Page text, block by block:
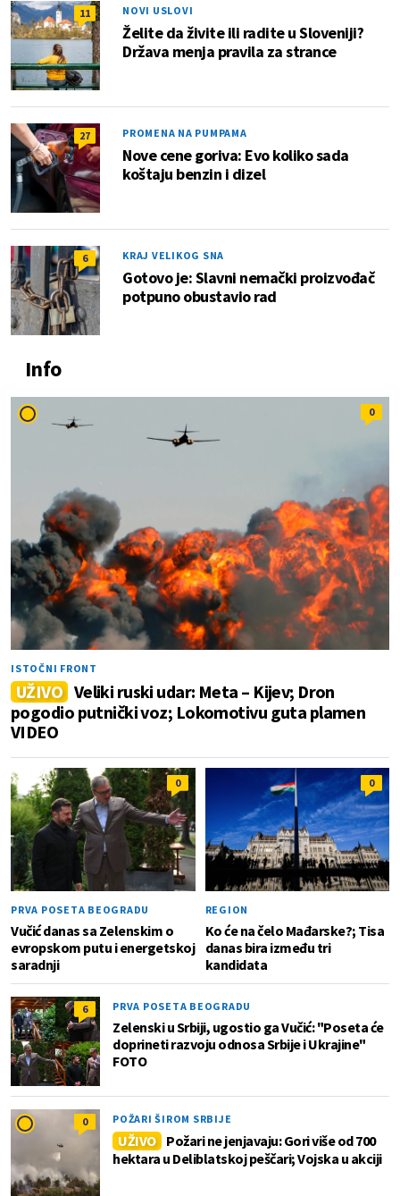
11 NOVI USLOVI
Želite da živite ili radite u Sloveniji?
Država menja pravila za strance
27 PROMENA NA PUMPAMA
Nove cene goriva: Evo koliko sada
koštaju benzin i dizel
6 KRAJ VELIKOG SNA
Gotovo je: Slavni nemački proizvođač
potpuno obustavio rad
Info
0
ISTOČNI FRONT
UŽIVO Veliki ruski udar: Meta – Kijev; Dron
pogodio putnički voz; Lokomotivu guta plamen
VIDEO
0
PRVA POSETA BEOGRADU
Vučić danas sa Zelenskim o
evropskom putu i energetskoj
saradnji
0
REGION
Ko će na čelo Mađarske?; Tisa
danas bira između tri
kandidata
6 PRVA POSETA BEOGRADU
Zelenski u Srbiji, ugostio ga Vučić: "Poseta će
doprineti razvoju odnosa Srbije i Ukrajine"
FOTO
0 POŽARI ŠIROM SRBIJE
UŽIVO
Požari ne jenjavaju: Gori više od 700
hektara u Deliblatskoj peščari; Vojska u akciji